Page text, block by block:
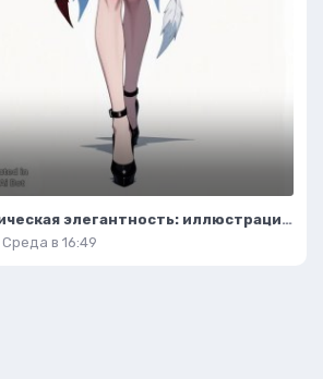
Демоническая элегантность: иллюстрация высокой моды в стиле фэнтези. Нейросеть Flux.1
Среда в 16:49